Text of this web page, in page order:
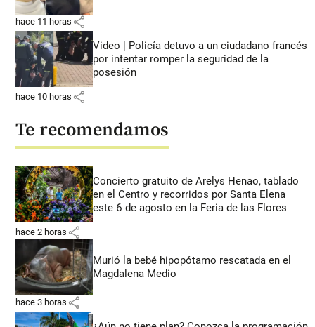
hace 11 horas share
Video | Policía detuvo a un ciudadano francés
por intentar romper la seguridad de la
posesión
hace 10 horas share
Te recomendamos
Concierto gratuito de Arelys Henao, tablado
en el Centro y recorridos por Santa Elena
este 6 de agosto en la Feria de las Flores
hace 2 horas share
Murió la bebé hipopótamo rescatada en el
Magdalena Medio
hace 3 horas share